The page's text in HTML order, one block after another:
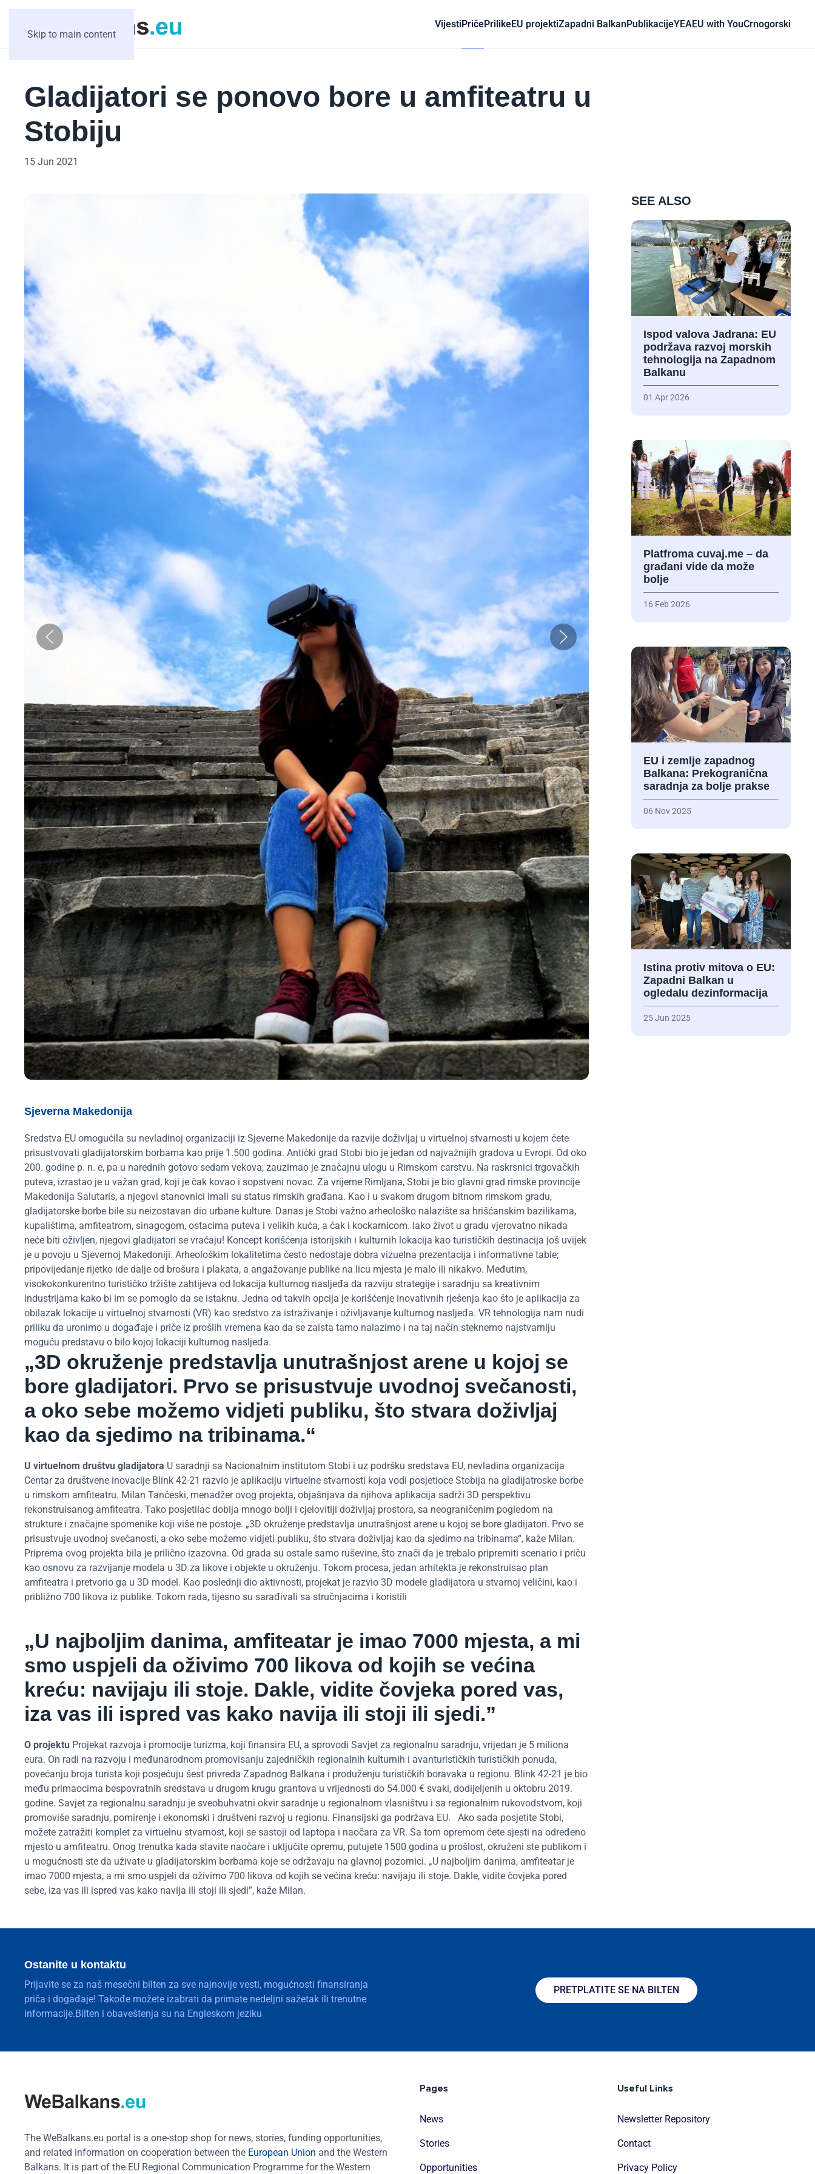
Skip to main content
VijestiPričePrilikeEU projektiZapadni BalkanPublikacijeYEAEU with YouCrnogorski
Gladijatori se ponovo bore u amfiteatru u
Stobiju
15 Jun 2021
Sjeverna Makedonija
Sredstva EU omogućila su nevladinoj organizaciji iz Sjeverne Makedonije da razvije doživljaj u virtuelnoj stvarnosti u kojem ćete
prisustvovati gladijatorskim borbama kao prije 1.500 godina. Antički grad Stobi bio je jedan od najvažnijih gradova u Evropi. Od oko
200. godine p. n. e, pa u narednih gotovo sedam vekova, zauzimao je značajnu ulogu u Rimskom carstvu. Na raskrsnici trgovačkih
puteva, izrastao je u važan grad, koji je čak kovao i sopstveni novac. Za vrijeme Rimljana, Stobi je bio glavni grad rimske provincije
Makedonija Salutaris, a njegovi stanovnici imali su status rimskih građana. Kao i u svakom drugom bitnom rimskom gradu,
gladijatorske borbe bile su neizostavan dio urbane kulture. Danas je Stobi važno arheološko nalazište sa hrišćanskim bazilikama,
kupalištima, amfiteatrom, sinagogom, ostacima puteva i velikih kuća, a čak i kockarnicom. Iako život u gradu vjerovatno nikada
neće biti oživljen, njegovi gladijatori se vraćaju! Koncept korišćenja istorijskih i kulturnih lokacija kao turističkih destinacija još uvijek
je u povoju u Sjevernoj Makedoniji. Arheološkim lokalitetima često nedostaje dobra vizuelna prezentacija i informativne table;
pripovijedanje rijetko ide dalje od brošura i plakata, a angažovanje publike na licu mjesta je malo ili nikakvo. Međutim,
visokokonkurentno turističko tržište zahtijeva od lokacija kulturnog nasljeđa da razviju strategije i saradnju sa kreativnim
industrijama kako bi im se pomoglo da se istaknu. Jedna od takvih opcija je korišćenje inovativnih rješenja kao što je aplikacija za
obilazak lokacije u virtuelnoj stvarnosti (VR) kao sredstvo za istraživanje i oživljavanje kulturnog nasljeđa. VR tehnologija nam nudi
priliku da uronimo u događaje i priče iz prošlih vremena kao da se zaista tamo nalazimo i na taj način steknemo najstvarniju
moguću predstavu o bilo kojoj lokaciji kulturnog nasljeđa.
„3D okruženje predstavlja unutrašnjost arene u kojoj se
bore gladijatori. Prvo se prisustvuje uvodnoj svečanosti,
a oko sebe možemo vidjeti publiku, što stvara doživljaj
kao da sjedimo na tribinama.“
U virtuelnom društvu gladijatora U saradnji sa Nacionalnim institutom Stobi i uz podršku sredstava EU, nevladina organizacija
Centar za društvene inovacije Blink 42-21 razvio je aplikaciju virtuelne stvarnosti koja vodi posjetioce Stobija na gladijatroske borbe
u rimskom amfiteatru. Milan Tančeski, menadžer ovog projekta, objašnjava da njihova aplikacija sadrži 3D perspektivu
rekonstruisanog amfiteatra. Tako posjetilac dobija mnogo bolji i cjelovitiji doživljaj prostora, sa neograničenim pogledom na
strukture i značajne spomenike koji više ne postoje. „3D okruženje predstavlja unutrašnjost arene u kojoj se bore gladijatori. Prvo se
prisustvuje uvodnoj svečanosti, a oko sebe možemo vidjeti publiku, što stvara doživljaj kao da sjedimo na tribinama“, kaže Milan.
Priprema ovog projekta bila je prilično izazovna. Od grada su ostale samo ruševine, što znači da je trebalo pripremiti scenario i priču
kao osnovu za razvijanje modela u 3D za likove i objekte u okruženju. Tokom procesa, jedan arhitekta je rekonstruisao plan
amfiteatra i pretvorio ga u 3D model. Kao poslednji dio aktivnosti, projekat je razvio 3D modele gladijatora u stvarnoj veličini, kao i
približno 700 likova iz publike. Tokom rada, tijesno su sarađivali sa stručnjacima i koristili
„U najboljim danima, amfiteatar je imao 7000 mjesta, a mi
smo uspjeli da oživimo 700 likova od kojih se većina
kreću: navijaju ili stoje. Dakle, vidite čovjeka pored vas,
iza vas ili ispred vas kako navija ili stoji ili sjedi.”
O projektu Projekat razvoja i promocije turizma, koji finansira EU, a sprovodi Savjet za regionalnu saradnju, vrijedan je 5 miliona
eura. On radi na razvoju i međunarodnom promovisanju zajedničkih regionalnih kulturnih i avanturističkih turističkih ponuda,
povećanju broja turista koji posjećuju šest privreda Zapadnog Balkana i produženju turističkih boravaka u regionu. Blink 42-21 je bio
među primaocima bespovratnih sredstava u drugom krugu grantova u vrijednosti do 54.000 € svaki, dodijeljenih u oktobru 2019.
godine. Savjet za regionalnu saradnju je sveobuhvatni okvir saradnje u regionalnom vlasništvu i sa regionalnim rukovodstvom, koji
promoviše saradnju, pomirenje i ekonomski i društveni razvoj u regionu. Finansijski ga podržava EU. Ako sada posjetite Stobi,
možete zatražiti komplet za virtuelnu stvarnost, koji se sastoji od laptopa i naočara za VR. Sa tom opremom ćete sjesti na određeno
mjesto u amfiteatru. Onog trenutka kada stavite naočare i uključite opremu, putujete 1500 godina u prošlost, okruženi ste publikom i
u mogućnosti ste da uživate u gladijatorskim borbama koje se održavaju na glavnoj pozornici. „U najboljim danima, amfiteatar je
imao 7000 mjesta, a mi smo uspjeli da oživimo 700 likova od kojih se većina kreću: navijaju ili stoje. Dakle, vidite čovjeka pored
sebe, iza vas ili ispred vas kako navija ili stoji ili sjedi”, kaže Milan.
SEE ALSO
Ispod valova Jadrana: EU
podržava razvoj morskih
tehnologija na Zapadnom
Balkanu
01 Apr 2026
Platfroma cuvaj.me – da
građani vide da može
bolje
16 Feb 2026
EU i zemlje zapadnog
Balkana: Prekogranična
saradnja za bolje prakse
06 Nov 2025
Istina protiv mitova o EU:
Zapadni Balkan u
ogledalu dezinformacija
25 Jun 2025
Ostanite u kontaktu
Prijavite se za naš mesečni bilten za sve najnovije vesti, mogućnosti finansiranja
priča i događaje! Takođe možete izabrati da primate nedeljni sažetak ili trenutne
informacije.Bilten i obaveštenja su na Engleskom jeziku
PRETPLATITE SE NA BILTEN
The WeBalkans.eu portal is a one-stop shop for news, stories, funding opportunities,
and related information on cooperation between the European Union and the Western
Balkans. It is part of the EU Regional Communication Programme for the Western
Pages
News
Stories
Opportunities
Useful Links
Newsletter Repository
Contact
Privacy Policy